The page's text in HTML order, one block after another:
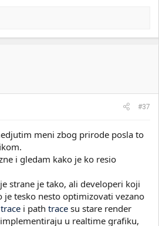
#37
meni zbog prirode posla to
i gledam kako je ko resio
strane je tako, ali developeri koji
je tesko nesto optimizovati vezano
trace i path trace su stare render
u realtime grafiku,